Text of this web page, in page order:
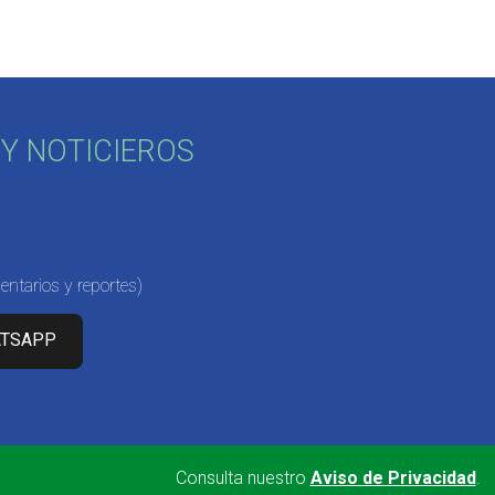
NOTICIEROS
y reportes)
Consulta nuestro Aviso de Privacidad.